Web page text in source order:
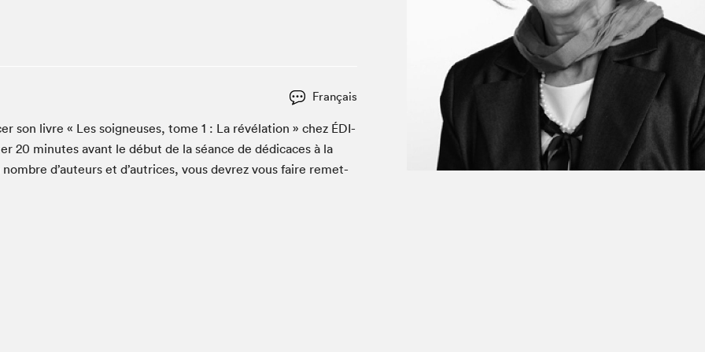
Vitrine du Festival littéraire international Metropolis
bleu
La lecture en cadeau
Le Salon dans la ville, espace
organisateur⋅rice
Français
son livre « Les soigneuses, tome 1 : La révéla­tion » chez ÉDI­
20 min­utes avant le début de la séance de dédi­caces à la
d’auteurs et d’autrices, vous devrez vous faire remet­